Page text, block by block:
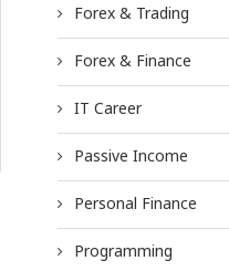
Forex & Trading
Forex & Finance
IT Career
Passive Income
Personal Finance
Programming